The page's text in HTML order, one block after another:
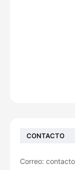
CONTACTO
Correo: